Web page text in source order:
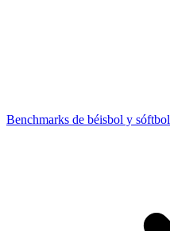
Benchmarks de béisbol y sóftbol